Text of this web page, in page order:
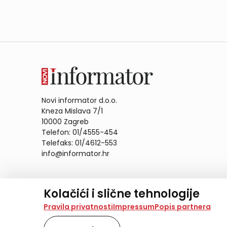
Kolačići i slične tehnologije
Na našoj web stranici koristimo kolačiće i slične
analiziramo promet na stranici te prikazujemo
također koriste ove tehnologije.
Pravila privatnostiImpressumPopis partnera
Novi informator d.o.o.
Kneza Mislava 7/1
10000 Zagreb
Telefon: 01/4555-454
Telefaks: 01/4612-553
info@informator.hr